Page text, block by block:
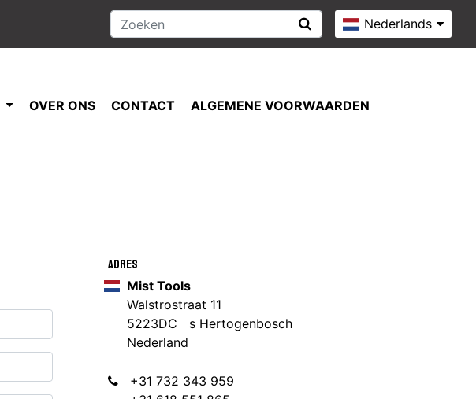
Nederlands
OVER ONS CONTACT ALGEMENE VOORWAARDEN
Adres
Mist Tools
Walstrostraat 11
5223DC s Hertogenbosch
Nederland
+31 732 343 959